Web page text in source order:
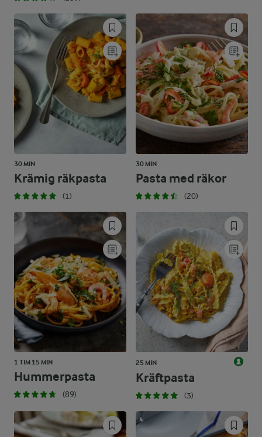
30 MIN
Krämig räkpasta
(1)
30 MIN
Pasta med räkor
(20)
1 TIM 15 MIN
Hummerpasta
(89)
25 MIN
Kräftpasta
(3)